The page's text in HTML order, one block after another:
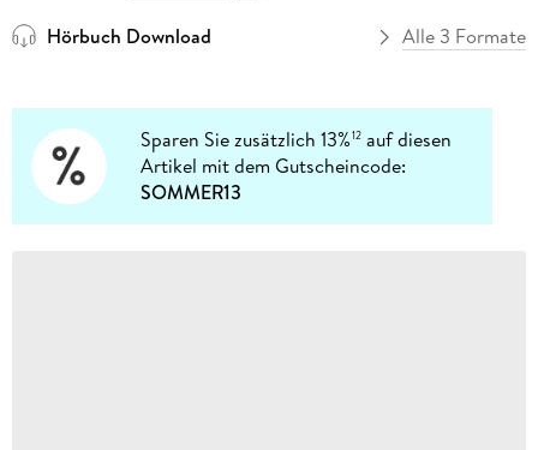
Hörbuch Download Alle 3 Formate
Sparen Sie zusätzlich 13%12 auf diesen
Artikel mit dem Gutscheincode:
SOMMER13